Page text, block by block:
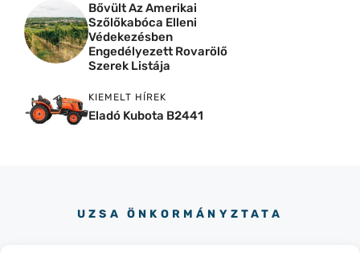
Bővült Az Amerikai
Szőlőkabóca Elleni
Védekezésben
Engedélyezett Rovarölő
Szerek Listája
KIEMELT HÍREK
Eladó Kubota B2441
UZSA ÖNKORMÁNYZTATA